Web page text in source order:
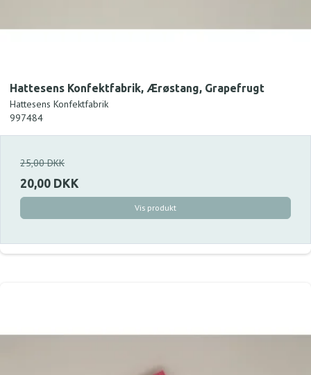
Hattesens Konfektfabrik, Ærøstang, Grapefrugt
Hattesens Konfektfabrik
997484
25,00 DKK
20,00 DKK
Vis produkt